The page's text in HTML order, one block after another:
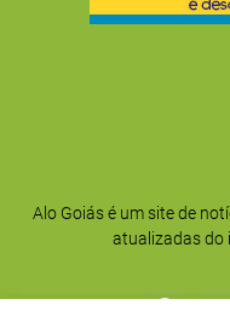
Alo Goiás é um site de
atualizadas do